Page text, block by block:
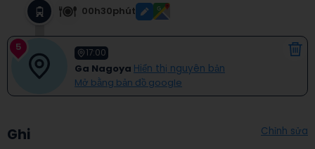
00h30phút
5 17:00
Ga Nagoya Hiển thị nguyên bản
Mở bằng bản đồ google
Ghi Chỉnh sửa